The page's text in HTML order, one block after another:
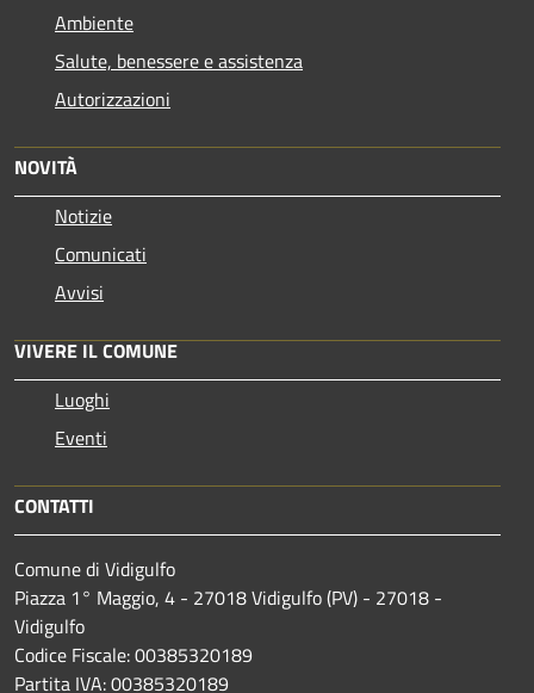
Ambiente
Salute, benessere e assistenza
Autorizzazioni
NOVITÀ
Notizie
Comunicati
Avvisi
VIVERE IL COMUNE
Luoghi
Eventi
CONTATTI
Comune di Vidigulfo
Piazza 1° Maggio, 4 - 27018 Vidigulfo (PV) - 27018 -
Vidigulfo
Codice Fiscale: 00385320189
Partita IVA: 00385320189